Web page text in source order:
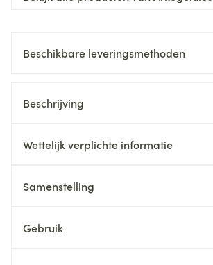
Beschikbare leveringsmethoden
Beschrijving
Wettelijk verplichte informatie
Samenstelling
Gebruik